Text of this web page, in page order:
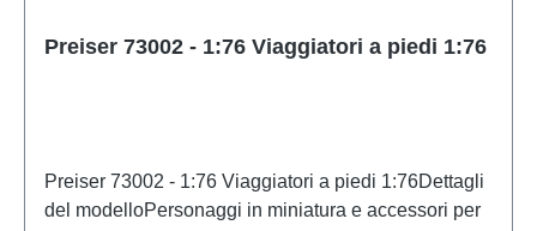
Preiser 73002 - 1:76 Viaggiatori a piedi 1:76
Preiser 73002 - 1:76 Viaggiatori a piedi 1:76Dettagli
del modelloPersonaggi in miniatura e accessori per